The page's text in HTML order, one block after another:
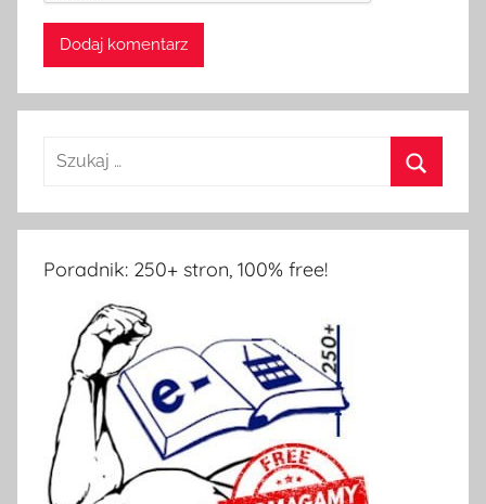
Poradnik: 250+ stron, 100% free!